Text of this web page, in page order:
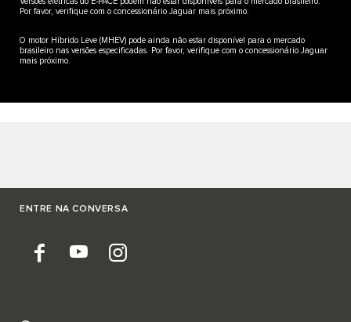
Por favor, verifique com o concessionário Jaguar mais próximo.
O motor Híbrido Leve (MHEV) pode ainda não estar disponível para o mercado
brasileiro nas versões especificadas. Por favor, verifique com o concessionário Jaguar
mais próximo.
ENTRE NA CONVERSA